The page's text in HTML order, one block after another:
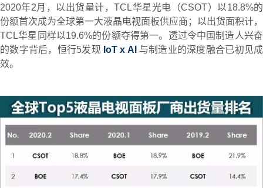
2020年2月，以出货量计，TCL华星光电（CSOT）以18.8%的
份额首次成为全球第一大液晶电视面板供应商；以出货面积计，
TCL华星同样以19.6%的份额夺得第一。透过令中国制造人兴奋
的数字背后，恒行5发现 IoT x AI 与制造业的深度融合已初见成
效。